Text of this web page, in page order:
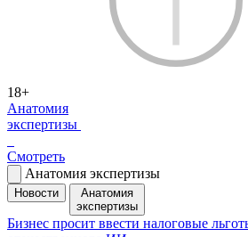
18+
Анатомия
экспертизы
Смотреть
Анатомия экспертизы
Новости
Анатомия
экспертизы
Бизнес просит ввести налоговые